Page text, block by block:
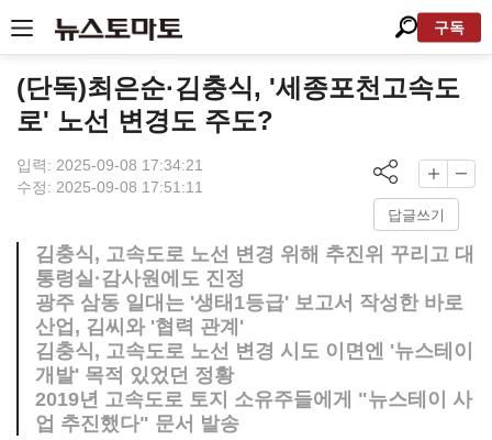
구독
(단독)최은순·김충식, '세종포천고속도
로' 노선 변경도 주도?
입력: 2025-09-08 17:34:21
수정: 2025-09-08 17:51:11
답글쓰기
김충식, 고속도로 노선 변경 위해 추진위 꾸리고 대
통령실·감사원에도 진정
광주 삼동 일대는 '생태1등급' 보고서 작성한 바로
산업, 김씨와 '협력 관계'
김충식, 고속도로 노선 변경 시도 이면엔 '뉴스테이
개발' 목적 있었던 정황
2019년 고속도로 토지 소유주들에게 "뉴스테이 사
업 추진했다" 문서 발송